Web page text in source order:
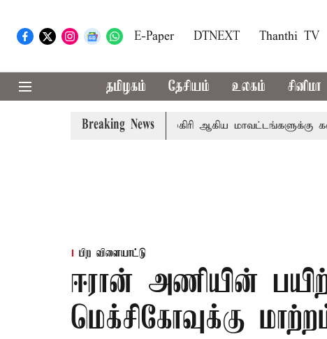
E-Paper DTNEXT Thanthi TV
தமிழகம் தேசியம் உலகம் சினிமா
Breaking News
கோவை, தேனி,நீலகிரி ஆகிய மாவட்டங்களுக்கு கன மழை
பிற விளையாட்டு
ஈரான் அணியின்
மெக்சிகோவுக்கு